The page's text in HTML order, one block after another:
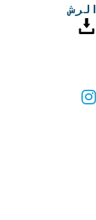
الرش